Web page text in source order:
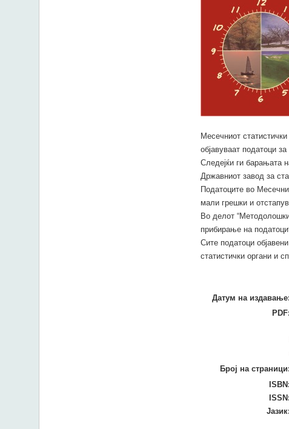
Месечниот
објавуваат податоци
Следејќи ги барањата
Државниот завод за
Податоците во
мали грешки и
Во делот
прибирање на
Сите податоци
статистички органи и
Датум на издавање:
PDF:
Број на страници:
ISBN:
ISSN:
Јазик: